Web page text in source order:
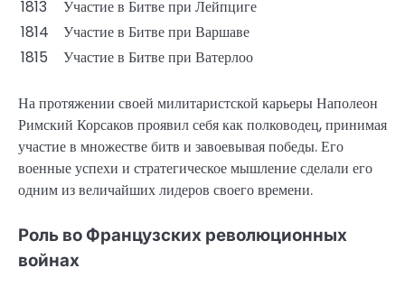
1813
Участие в Битве при Лейпциге
1814
Участие в Битве при Варшаве
1815
Участие в Битве при Ватерлоо
На протяжении своей милитаристской карьеры Наполеон
Римский Корсаков проявил себя как полководец, принимая
участие в множестве битв и завоевывая победы. Его
военные успехи и стратегическое мышление сделали его
одним из величайших лидеров своего времени.
Роль во Французских революционных
войнах